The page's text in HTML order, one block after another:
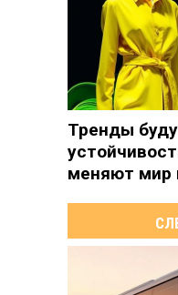
Тренды
меняют мир